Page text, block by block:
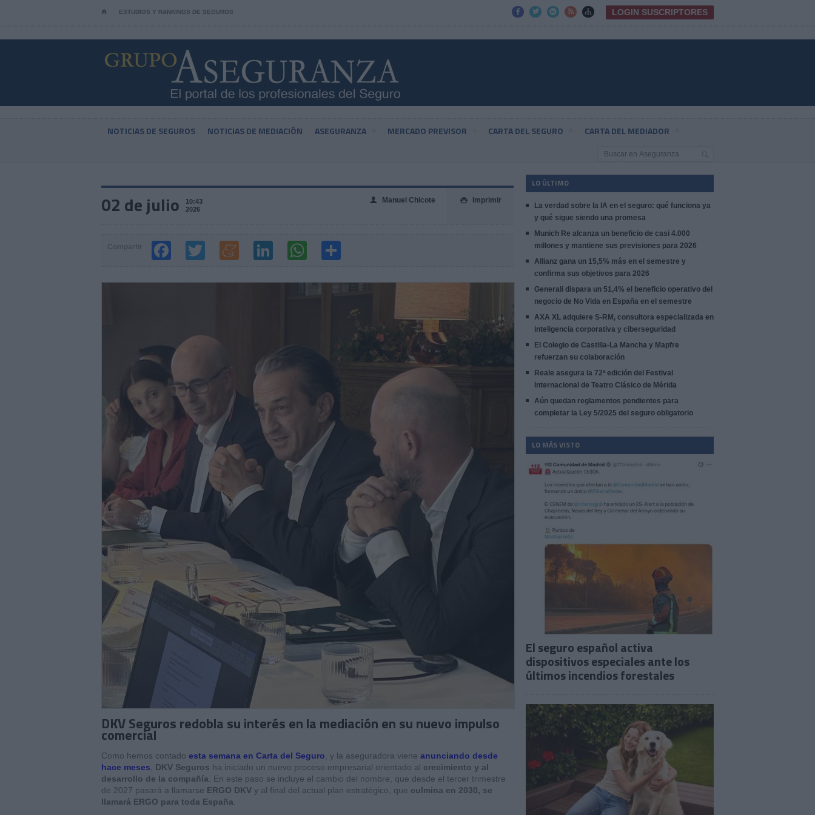
⌂ ESTUDIOS Y RANKINGS DE SEGUROS      LOGIN SUSCRIPTORES
NOTICIAS DE SEGUROS NOTICIAS DE MEDIACIÓN ASEGURANZA MERCADO PREVISOR CARTA DEL SEGURO CARTA DEL MEDIADOR
02 de julio
10:43
2026
 Imprimir
👤 Manuel Chicote
DKV Seguros redobla su interés en la mediación en su nuevo impulso
comercial
Como hemos contado esta semana en Carta del Seguro , y la aseguradora viene anunciando desde
hace meses
DKV Seguros ha iniciado un nuevo proceso empresarial orientado al crecimiento y al
desarrollo de la compañía
En este paso se incluye el cambio del nombre, que desde el tercer trimestre
de 2027 pasará a llamarse ERGO DKV y al final del actual plan estratégico, que culmina en 2030, se
llamará ERGO para toda España
LO ÚLTIMO
La verdad sobre la IA en el seguro: qué funciona ya
y qué sigue siendo una promesa
Munich Re alcanza un beneficio de casi 4.000
millones y mantiene sus previsiones para 2026
Allianz gana un 15,5% más en el semestre y
confirma sus objetivos para 2026
Generali dispara un 51,4% el beneficio operativo del
negocio de No Vida en España en el semestre
AXA XL adquiere S-RM, consultora especializada en
inteligencia corporativa y ciberseguridad
El Colegio de Castilla-La Mancha y Mapfre
refuerzan su colaboración
Reale asegura la 72ª edición del Festival
Internacional de Teatro Clásico de Mérida
Aún quedan reglamentos pendientes para
completar la Ley 5/2025 del seguro obligatorio
LO MÁS VISTO
El seguro español activa
dispositivos especiales ante los
últimos incendios forestales